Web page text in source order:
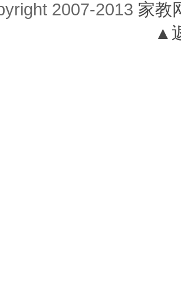
2007-2013 家教
▲